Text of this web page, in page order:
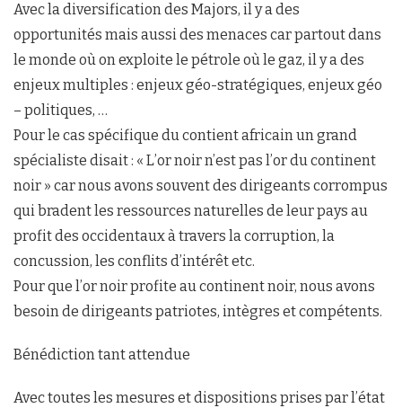
Avec la diversification des Majors, il y a des
opportunités mais aussi des menaces car partout dans
le monde où on exploite le pétrole où le gaz, il y a des
enjeux multiples : enjeux géo-stratégiques, enjeux géo
– politiques, …
Pour le cas spécifique du contient africain un grand
spécialiste disait : « L’or noir n’est pas l’or du continent
noir » car nous avons souvent des dirigeants corrompus
qui bradent les ressources naturelles de leur pays au
profit des occidentaux à travers la corruption, la
concussion, les conflits d’intérêt etc.
Pour que l’or noir profite au continent noir, nous avons
besoin de dirigeants patriotes, intègres et compétents.
Bénédiction tant attendue
Avec toutes les mesures et dispositions prises par l’état